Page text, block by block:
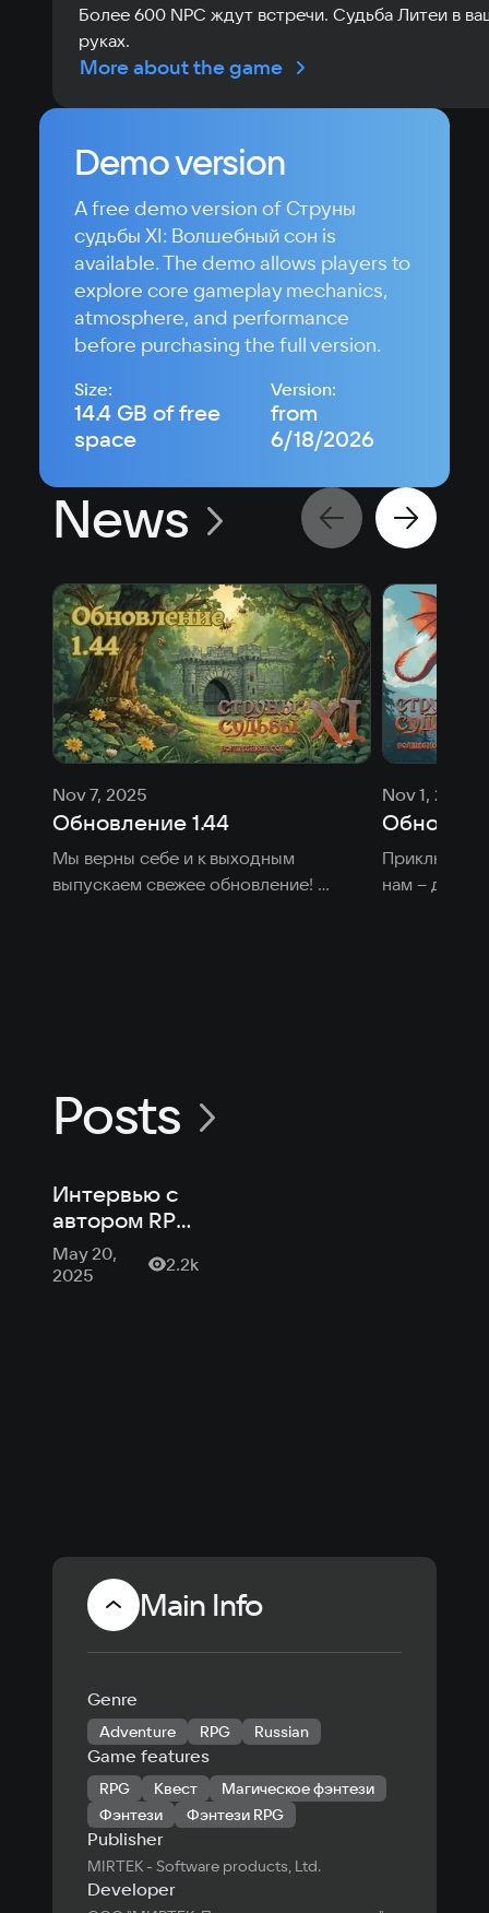
Более 600 NPC ждут встречи. Судьба Литеи в
руках.
More about the game
Demo version
A free demo version of Струны
судьбы XI: Волшебный сон is
available. The demo allows players to
explore core gameplay mechanics,
atmosphere, and performance
before purchasing the full version.
Size:
14.4 GB of free
space
Version:
from
6/18/2026
News
Nov 7, 2025
Обновление 1.44
Мы верны себе и к выходным
выпускаем свежее обновление!
Nov 1, 2025
нам –
Posts
Интервью с
автором RPG
«Струны
судьбы XI:
May 20,
2025
2.2k
Main Info
Genre
Adventure RPG Russian
Game features
RPG Квест
Магическое фэнтези
Фэнтези
Фэнтези RPG
Publisher
MIRTEK - Software products, Ltd.
Developer